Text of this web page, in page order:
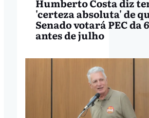
'certeza absoluta' de
Senado votará PEC da
antes de julho